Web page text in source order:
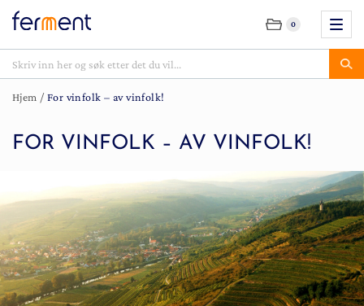
0
Hjem / For vinfolk – av vinfolk!
FOR VINFOLK – AV VINFOLK!